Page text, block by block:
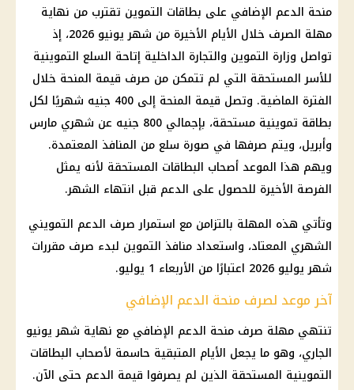
منحة الدعم الإضافي على بطاقات التموين تقترب من نهاية
مهلة الصرف خلال الأيام الأخيرة من شهر يونيو 2026، إذ
تواصل وزارة التموين والتجارة الداخلية إتاحة السلع التموينية
للأسر المستحقة التي لم تتمكن من صرف قيمة المنحة خلال
الفترة الماضية. وتصل قيمة المنحة إلى 400 جنيه شهريًا لكل
بطاقة تموينية مستحقة، بإجمالي 800 جنيه عن شهري مارس
وأبريل، ويتم صرفها في صورة سلع من المنافذ المعتمدة.
ويهم هذا الموعد أصحاب البطاقات المستحقة لأنه يمثل
الفرصة الأخيرة للحصول على الدعم قبل انتهاء الشهر.
وتأتي هذه المهلة بالتزامن مع استمرار صرف الدعم التمويني
الشهري المعتاد، واستعداد منافذ التموين لبدء صرف مقررات
شهر يوليو 2026 اعتبارًا من الأربعاء 1 يوليو.
آخر موعد لصرف منحة الدعم الإضافي
تنتهي مهلة صرف منحة الدعم الإضافي مع نهاية شهر يونيو
الجاري، وهو ما يجعل الأيام المتبقية حاسمة لأصحاب البطاقات
التموينية المستحقة الذين لم يصرفوا قيمة الدعم حتى الآن.